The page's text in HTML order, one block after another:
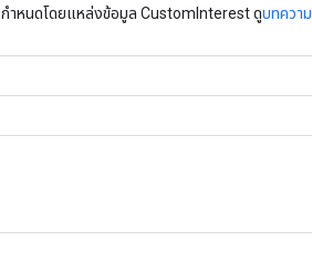
กำหนดโดยแหล่งข้อมูล CustomInterest ดูบทความ